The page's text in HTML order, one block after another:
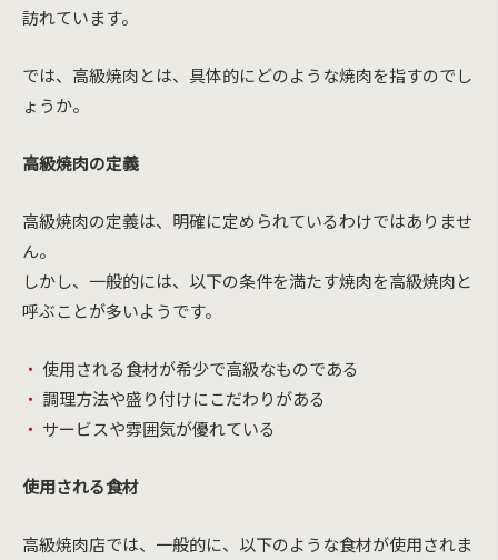
訪れています。
では、高級焼肉とは、具体的にどのような焼肉を指すのでし
ょうか。
高級焼肉の定義
高級焼肉の定義は、明確に定められているわけではありませ
ん。
しかし、一般的には、以下の条件を満たす焼肉を高級焼肉と
呼ぶことが多いようです。
使用される食材が希少で高級なものである
調理方法や盛り付けにこだわりがある
サービスや雰囲気が優れている
使用される食材
高級焼肉店では、一般的に、以下のような食材が使用されま